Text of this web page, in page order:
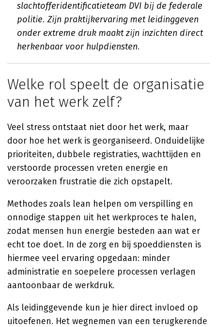
slachtofferidentificatieteam DVI bij de federale
politie. Zijn praktijkervaring met leidinggeven
onder extreme druk maakt zijn inzichten direct
herkenbaar voor hulpdiensten.
Welke rol speelt de organisatie
van het werk zelf?
Veel stress ontstaat niet door het werk, maar
door hoe het werk is georganiseerd. Onduidelijke
prioriteiten, dubbele registraties, wachttijden en
verstoorde processen vreten energie en
veroorzaken frustratie die zich opstapelt.
Methodes zoals lean helpen om verspilling en
onnodige stappen uit het werkproces te halen,
zodat mensen hun energie besteden aan wat er
echt toe doet. In de zorg en bij spoeddiensten is
hiermee veel ervaring opgedaan: minder
administratie en soepelere processen verlagen
aantoonbaar de werkdruk.
Als leidinggevende kun je hier direct invloed op
uitoefenen. Het wegnemen van een terugkerende